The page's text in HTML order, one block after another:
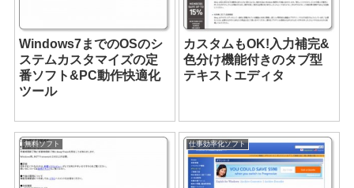
Windows7までのOSのシ
ステムカスタマイズの定
番ソフト&PC動作快適化
ツール
カスタムもOK!入力補完&
色分け機能付きのタブ型
テキストエディタ
無料ソフト 仕事効率化ソフト